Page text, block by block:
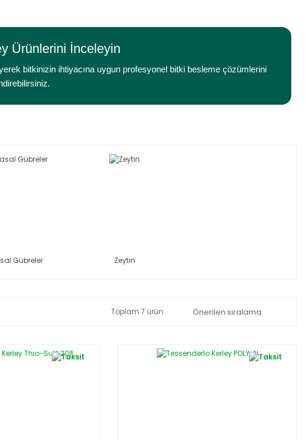
Ürünlerini İnceleyin
bitkinizin ihtiyacına uygun profesyonel bitki besleme çözümlerini
Gübreler Zeytin
Toplam 7 ürün